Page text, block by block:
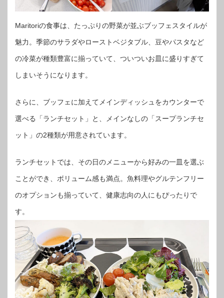
Maritoriの食事は、たっぷりの野菜が並ぶブッフェスタイルが
魅力。季節のサラダやローストベジタブル、豆やパスタなど
の冷菜が種類豊富に揃っていて、ついついお皿に盛りすぎて
しまいそうになります。
さらに、ブッフェに加えてメインディッシュをカウンターで
選べる「ランチセット」と、メインなしの「スープランチセ
ット」の2種類が用意されています。
ランチセットでは、その日のメニューから好みの一皿を選ぶ
ことができ、ボリューム感も満点。魚料理やグルテンフリー
のオプションも揃っていて、健康志向の人にもぴったりで
す。